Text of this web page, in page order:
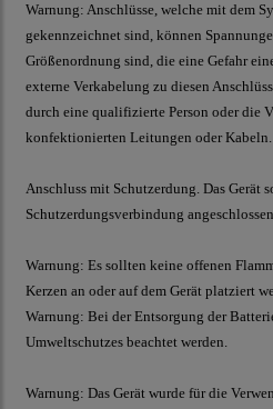
Warnung: Anschlüsse, welche mit dem
gekennzeichnet sind, können
Größenordnung sind, die eine Gefahr
externe Verkabelung zu diesen
durch eine qualifizierte Person oder die
konfektionierten Leitungen oder Kabeln.
Anschluss mit Schutzerdung. Das Gerät
Schutzerdungsverbindung
Warnung: Es sollten keine offenen
Kerzen an oder auf dem Gerät platziert
Warnung: Bei der Entsorgung der
Umweltschutzes beachtet werden.
Warnung: Das Gerät wurde für die